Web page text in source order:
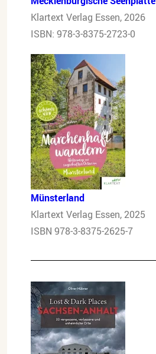
Klartext Verlag Essen, 2026
ISBN: 978-3-8375-2723-0
Münsterland
Klartext Verlag Essen, 2025
ISBN 978-3-8375-2625-7